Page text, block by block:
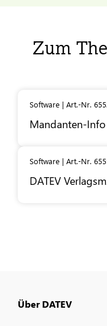
Zum
Software | Art.-Nr.
Mandanten-
Software | Art.-Nr.
DATEV
Über DATEV